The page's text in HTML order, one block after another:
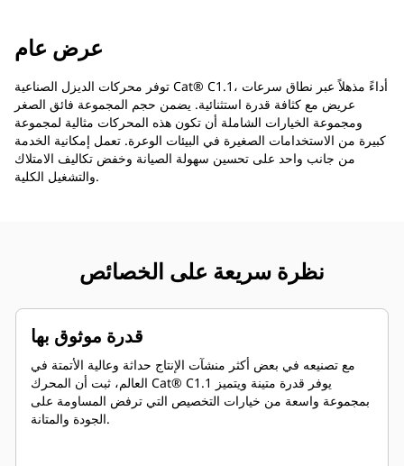
عرض عام
توفر محركات الديزل الصناعية Cat® C1.1، أداءً مذهلاً عبر نطاق سرعات
عريض مع كثافة قدرة استثنائية. يضمن حجم المجموعة فائق الصغر
ومجموعة الخيارات الشاملة أن تكون هذه المحركات مثالية لمجموعة
كبيرة من الاستخدامات الصغيرة في البيئات الوعرة. تعمل إمكانية الخدمة
من جانب واحد على تحسين سهولة الصيانة وخفض تكاليف الامتلاك
والتشغيل الكلية.
نظرة سريعة على الخصائص
قدرة موثوق بها
مع تصنيعه في بعض أكثر منشآت الإنتاج حداثة وعالية الأتمتة في
العالم، ثبت أن المحرك Cat® C1.1 يوفر قدرة متينة ويتميز
بمجموعة واسعة من خيارات التخصيص التي ترفض المساومة على
الجودة والمتانة.